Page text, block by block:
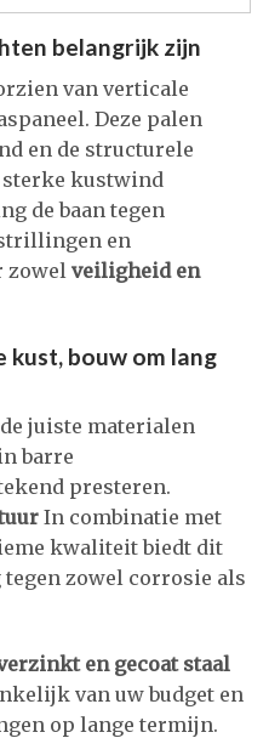
belangrijk zijn
van verticale
Deze palen
en de structurele
kustwind
de baan tegen
en
zowel veiligheid en
kust, bouw om lang
juiste materialen
barre
presteren.
In combinatie met
kwaliteit biedt dit
zowel corrosie als
en gecoat staal
van uw budget en
op lange termijn.